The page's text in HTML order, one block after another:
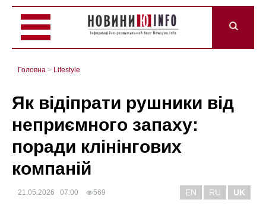
Головна > Lifestyle
Як відіпрати рушники від
неприємного запаху:
поради клінінгових
компаній
21.05.2026 07:00 569 EN RU UK